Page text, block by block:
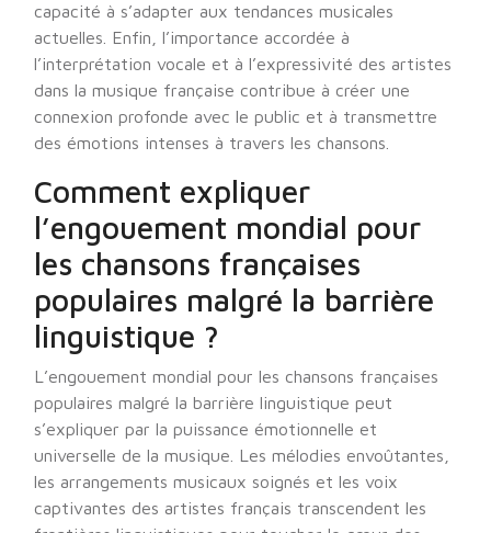
capacité à s’adapter aux tendances musicales
actuelles. Enfin, l’importance accordée à
l’interprétation vocale et à l’expressivité des artistes
dans la musique française contribue à créer une
connexion profonde avec le public et à transmettre
des émotions intenses à travers les chansons.
Comment expliquer
l’engouement mondial pour
les chansons françaises
populaires malgré la barrière
linguistique ?
L’engouement mondial pour les chansons françaises
populaires malgré la barrière linguistique peut
s’expliquer par la puissance émotionnelle et
universelle de la musique. Les mélodies envoûtantes,
les arrangements musicaux soignés et les voix
captivantes des artistes français transcendent les